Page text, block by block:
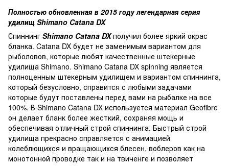
Полностью обновленная в 2015 году легендарная серия
удилищ Shimano Catana DX
Спиннинг Shimano Catana DXполучил более яркий окрас
бланка. Catana DX будет не заменимым вариантом для
рыболовов, которые любят качественные штекерные
удилища Shimano. Shimano Catana DX spinning является
полноценным штекерным удилищем и вариантом спиннинга,
который безусловно, справится с любыми задачами
которые будут поставлены перед вами на рыбалке на все
100%. В Shimano Catana DX используется материал Geofibre
он делает бланк более жесткий, сохраняя мощь и
обеспечивая отличный строй спиннинга. Быстрый строй
удилища прекрасно справляется с анимацией
колеблющихся и вращающихся блесен, воблеров как на
монотонной проводке так и на твиченге и позволяет